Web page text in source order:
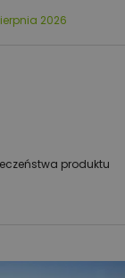
2026
produktu